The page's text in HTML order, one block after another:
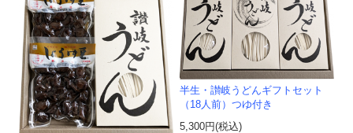
半生・讃岐うどんギフトセット
（18人前）つゆ付き
5,300円(税込)